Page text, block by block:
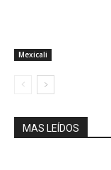
Mexicali
MAS LEÍDOS